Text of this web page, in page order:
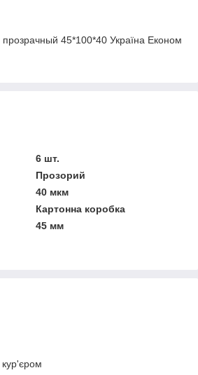
прозрачный 45*100*40 Україна Економ
6 шт.
Прозорий
40 мкм
Картонна коробка
45 мм